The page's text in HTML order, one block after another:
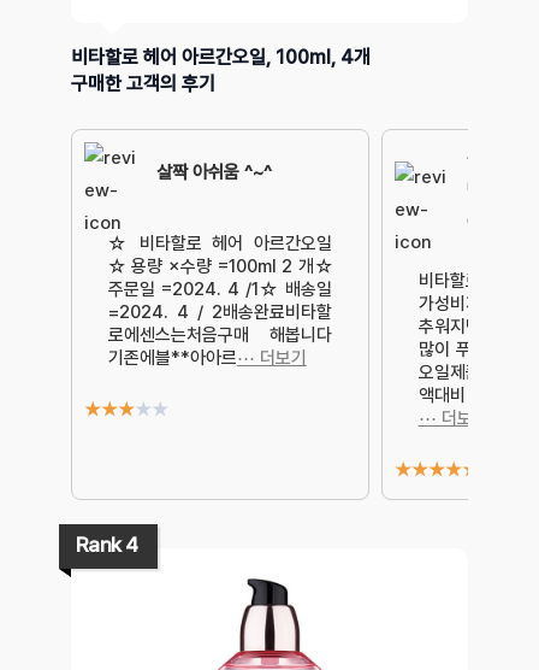
비타할로 헤어 아르간오일, 100ml, 4개
구매한 고객의 후기
살짝 아쉬움 ^~^
☆ 비타할로 헤어 아르간오일
☆ 용량 ×수량 =100ml 2 개☆
주문일 =2024. 4 /1☆ 배송일
=2024. 4 / 2배송완료비타할
로에센스는처음구매 해봅니다
기존에블**아아르⋯ 더보기
★★★★★
건조하고
떡지지않
아요
비타할로 헤어
가성비제품입니
추워지면서 모
많이 푸석해지
오일제품이 나
액대비 용량이
⋯ 더보기
★★★★★
Rank 4